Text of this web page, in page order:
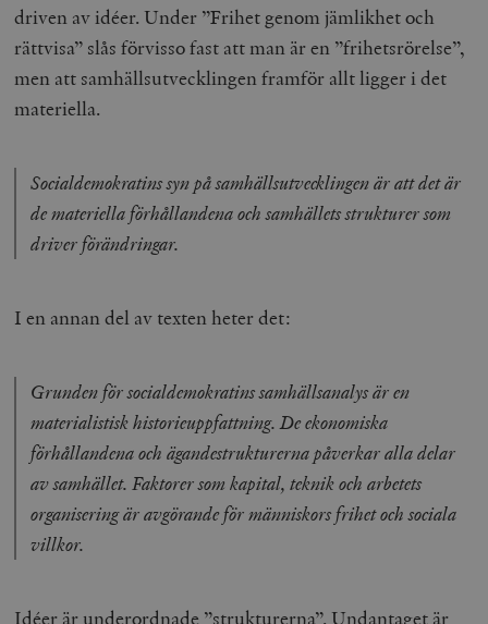
driven av idéer. Under ”Frihet genom jämlikhet och
rättvisa” slås förvisso fast att man är en ”frihetsrörelse”,
men att samhällsutvecklingen framför allt ligger i det
materiella.
Socialdemokratins syn på samhällsutvecklingen är att det är
de materiella förhållandena och samhällets strukturer som
driver förändringar.
I en annan del av texten heter det:
Grunden för socialdemokratins samhällsanalys är en
materialistisk historieuppfattning. De ekonomiska
förhållandena och ägandestrukturerna påverkar alla delar
av samhället. Faktorer som kapital, teknik och arbetets
organisering är avgörande för människors frihet och sociala
villkor.
Idéer är underordnade ”strukturerna”. Undantaget är